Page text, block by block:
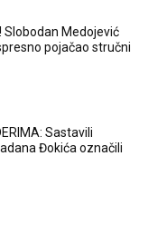
Slobodan Medojević
pojačao stručni
Sastavili
Đokića označili